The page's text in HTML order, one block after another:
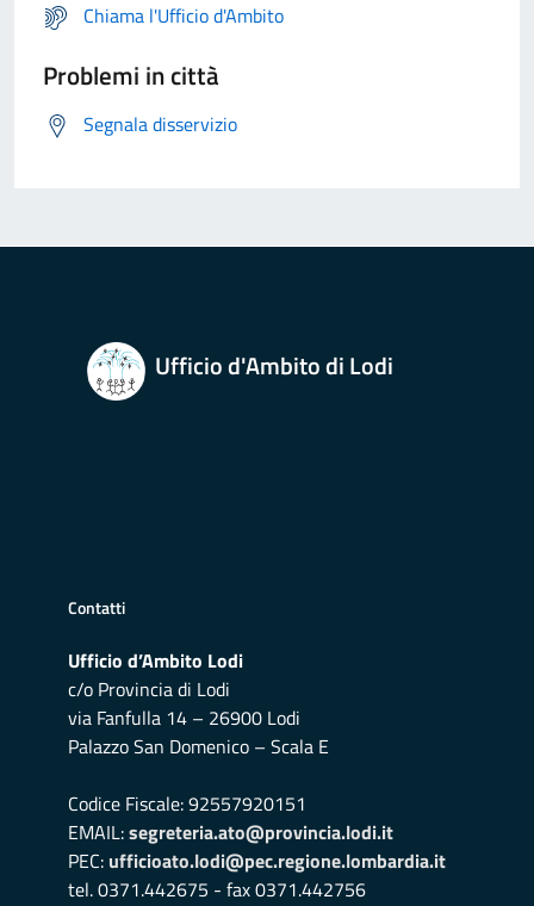
Chiama l'Ufficio d'Ambito
Problemi in città
Segnala disservizio
Ufficio d'Ambito di Lodi
Contatti
Ufficio d’Ambito Lodi
c/o Provincia di Lodi
via Fanfulla 14 – 26900 Lodi
Palazzo San Domenico – Scala E
Codice Fiscale: 92557920151
EMAIL:segreteria.ato@provincia.lodi.it
PEC: ufficioato.lodi@pec.regione.lombardia.it
tel. 0371.442675 - fax 0371.442756